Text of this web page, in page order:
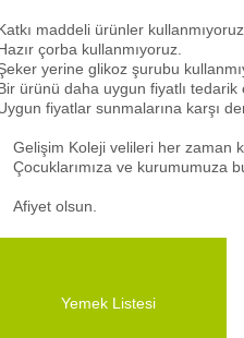
maddeli ürünler
çorba kullanmıyoruz.
yerine glikoz şurubu
ürünü daha uygun fiyatlı tedarik
fiyatlar sunmalarına karşı
Gelişim Koleji velileri her zaman
Çocuklarımıza ve kurumumuza
Afiyet olsun.
Yemek Listesi